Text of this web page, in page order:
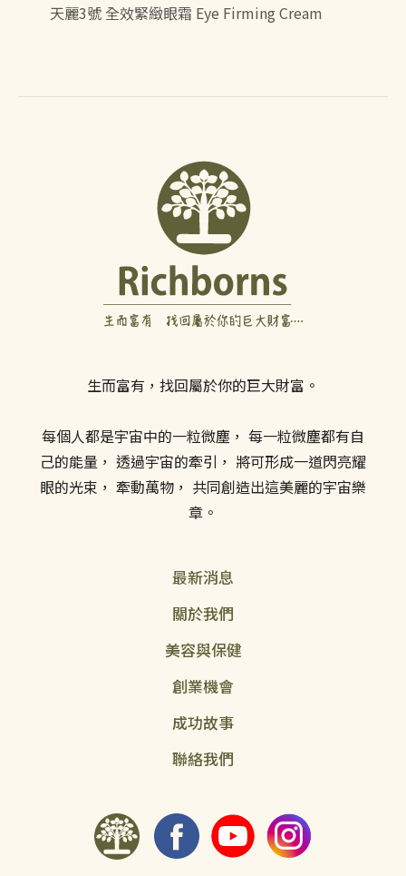
天麗3號 全效緊緻眼霜 Eye Firming Cream
生而富有，找回屬於你的巨大財富。
每個人都是宇宙中的一粒微塵， 每一粒微塵都有自
己的能量， 透過宇宙的牽引， 將可形成一道閃亮耀
眼的光束， 牽動萬物， 共同創造出這美麗的宇宙樂
章。
最新消息
關於我們
美容與保健
創業機會
成功故事
聯絡我們